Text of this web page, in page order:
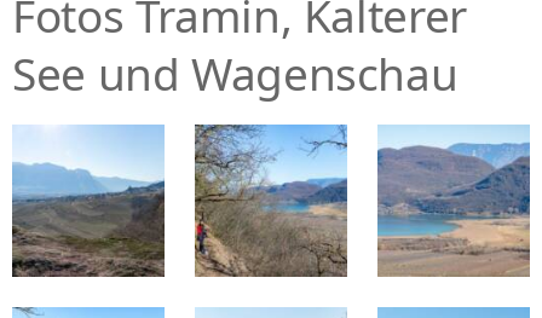
Fotos Tramin, Kalterer
See und Wagenschau